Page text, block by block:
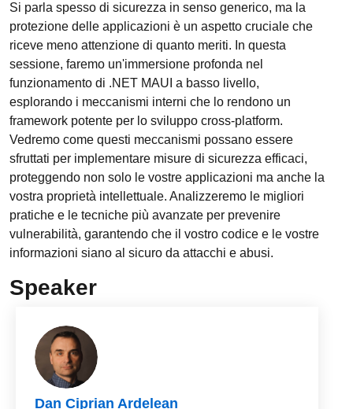
Si parla spesso di sicurezza in senso generico, ma la
protezione delle applicazioni è un aspetto cruciale che
riceve meno attenzione di quanto meriti. In questa
sessione, faremo un'immersione profonda nel
funzionamento di .NET MAUI a basso livello,
esplorando i meccanismi interni che lo rendono un
framework potente per lo sviluppo cross-platform.
Vedremo come questi meccanismi possano essere
sfruttati per implementare misure di sicurezza efficaci,
proteggendo non solo le vostre applicazioni ma anche la
vostra proprietà intellettuale. Analizzeremo le migliori
pratiche e le tecniche più avanzate per prevenire
vulnerabilità, garantendo che il vostro codice e le vostre
informazioni siano al sicuro da attacchi e abusi.
Speaker
Dan Ciprian Ardelean